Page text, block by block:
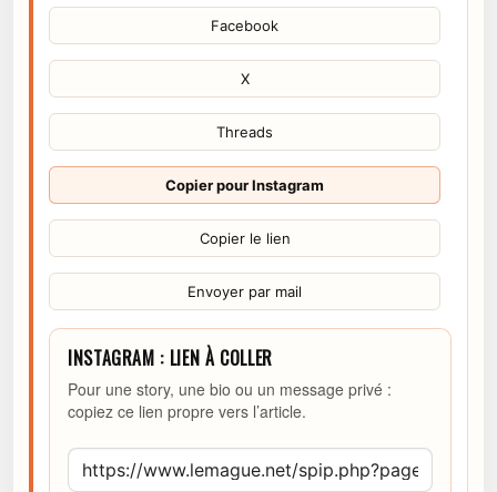
Facebook
X
Threads
Copier pour Instagram
Copier le lien
Envoyer par mail
INSTAGRAM : LIEN À COLLER
Pour une story, une bio ou un message privé :
copiez ce lien propre vers l’article.